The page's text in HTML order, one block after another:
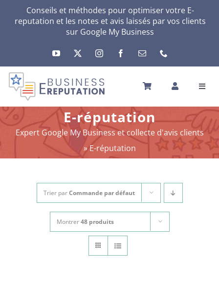
Conseils et méthodes pour optimiser votre E-
reputation et les notes et avis laissés par vos clients
sur Google My Business
ACCUEIL
VOTRE E-RÉPUTATION
VOTRE ACTIVITÉ
MES SERVICES
A PROPOS
E-réputation
Expert Google My Business et collecte d'avis clients
»E-réputation
Trier parCommande par défaut
Montrer48 produits